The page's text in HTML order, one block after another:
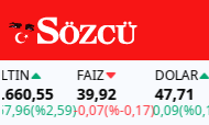
(%2,59)
39,92
-0,07(%-0,17)
DOLAR
47,71
0,09(%0,18)